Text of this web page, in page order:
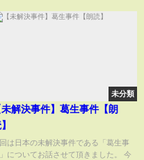
未分類
未解決事件】葛生事件【朗
は日本の未解決事件である「葛生事
についてお話させて頂きました。 今